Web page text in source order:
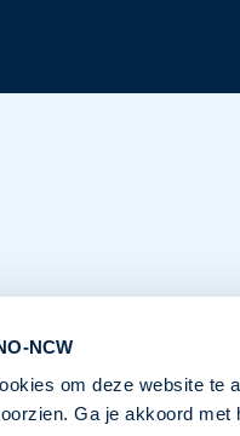
NCW
om deze website te
Ga je akkoord